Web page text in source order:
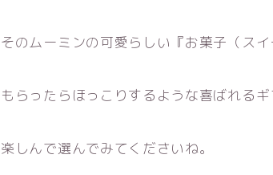
そのムーミンの可愛らしい『お菓子（スイ
もらったらほっこりするような喜ばれるギ
楽しんで選んでみてくださいね。